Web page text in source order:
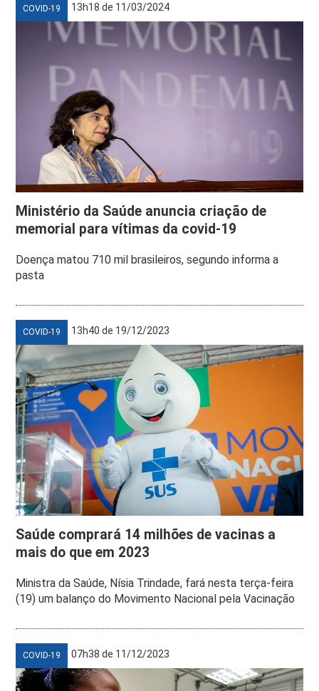
COVID-19 13h18 de 11/03/2024
Ministério da Saúde anuncia criação de
memorial para vítimas da covid-19
Doença matou 710 mil brasileiros, segundo informa a
pasta
COVID-19 13h40 de 19/12/2023
Saúde comprará 14 milhões de vacinas a
mais do que em 2023
Ministra da Saúde, Nísia Trindade, fará nesta terça-feira
(19) um balanço do Movimento Nacional pela Vacinação
COVID-19 07h38 de 11/12/2023